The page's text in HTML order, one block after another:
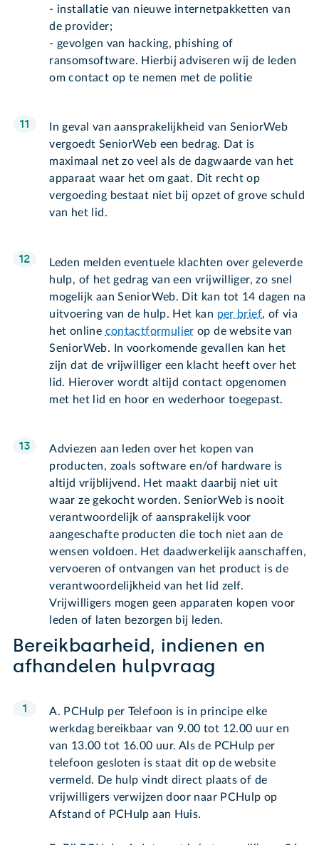
- installatie van nieuwe internetpakketten van
de provider;
- gevolgen van hacking, phishing of
ransomsoftware. Hierbij adviseren wij de leden
om contact op te nemen met de politie
In geval van aansprakelijkheid van SeniorWeb
vergoedt SeniorWeb een bedrag. Dat is
maximaal net zo veel als de dagwaarde van het
apparaat waar het om gaat. Dit recht op
vergoeding bestaat niet bij opzet of grove schuld
van het lid.
Leden melden eventuele klachten over geleverde
hulp, of het gedrag van een vrijwilliger, zo snel
mogelijk aan SeniorWeb. Dit kan tot 14 dagen na
uitvoering van de hulp. Het kan per brief, of via
het online contactformulier op de website van
SeniorWeb. In voorkomende gevallen kan het
zijn dat de vrijwilliger een klacht heeft over het
lid. Hierover wordt altijd contact opgenomen
met het lid en hoor en wederhoor toegepast.
Adviezen aan leden over het kopen van
producten, zoals software en/of hardware is
altijd vrijblijvend. Het maakt daarbij niet uit
waar ze gekocht worden. SeniorWeb is nooit
verantwoordelijk of aansprakelijk voor
aangeschafte producten die toch niet aan de
wensen voldoen. Het daadwerkelijk aanschaffen,
vervoeren of ontvangen van het product is de
verantwoordelijkheid van het lid zelf.
Vrijwilligers mogen geen apparaten kopen voor
leden of laten bezorgen bij leden.
Bereikbaarheid, indienen en
afhandelen hulpvraag
A. PCHulp per Telefoon is in principe elke
werkdag bereikbaar van 9.00 tot 12.00 uur en
van 13.00 tot 16.00 uur. Als de PCHulp per
telefoon gesloten is staat dit op de website
vermeld. De hulp vindt direct plaats of de
vrijwilligers verwijzen door naar PCHulp op
Afstand of PCHulp aan Huis.